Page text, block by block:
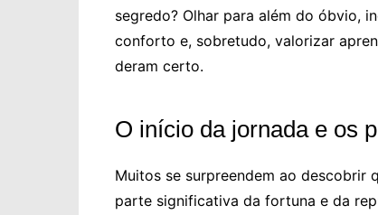
segredo? Olhar para além do óbvio,
conforto e, sobretudo, valorizar
deram certo.
O início da jornada e os
Muitos se surpreendem ao descobrir
parte significativa da fortuna e da